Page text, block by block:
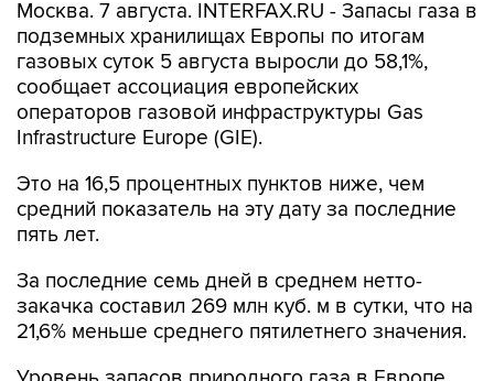
газовых суток 5 августа выросли до 58,1%,
сообщает ассоциация европейских
операторов газовой инфраструктуры Gas
Infrastructure Europe (GIE).
Это на 16,5 процентных пунктов ниже, чем
пять лет.
За последние семь дней в среднем нетто-
21,6% меньше среднего пятилетнего значения.
Уровень запасов природного газа в Европе